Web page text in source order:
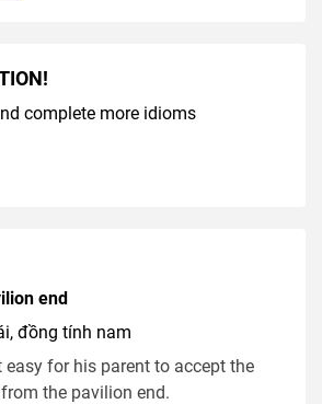
complete more idioms
end
đồng tính nam
easy for his parent to accept the
the pavilion end.